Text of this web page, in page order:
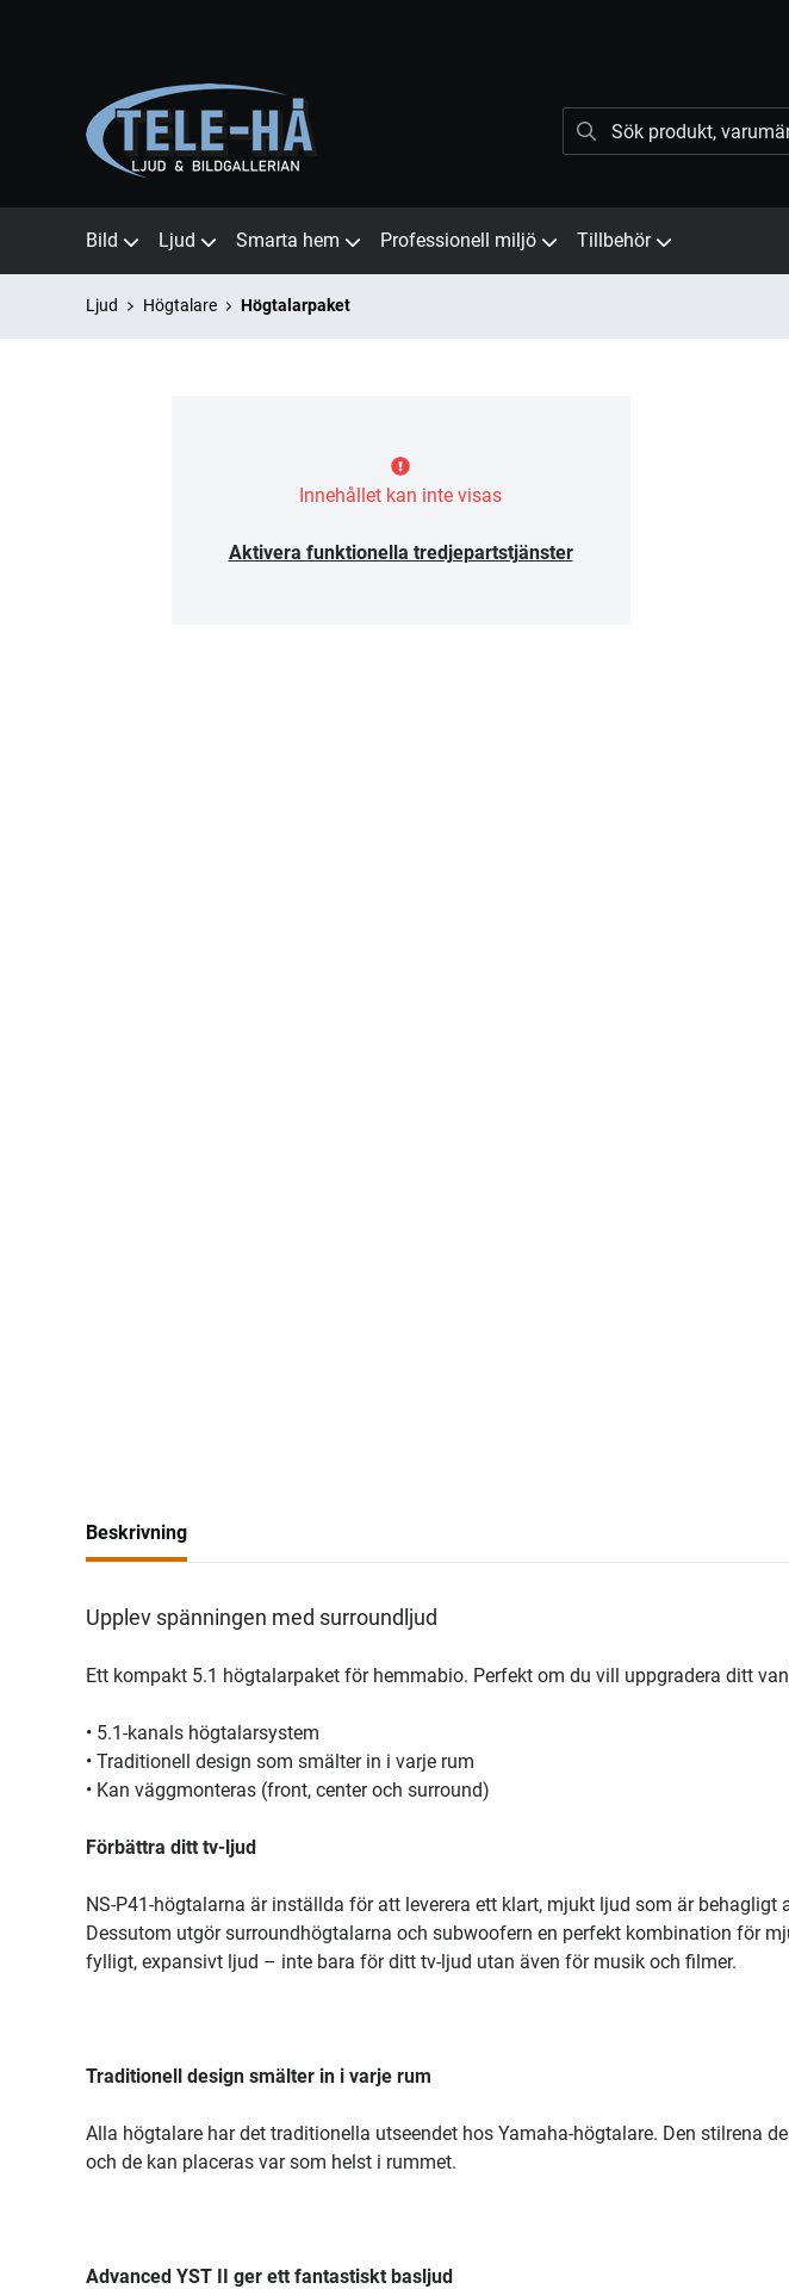
Bild Ljud Smarta hem Professionell miljö Tillbehör
Ljud Högtalare Högtalarpaket
Innehållet kan inte visas
Aktivera funktionella tredjepartstjänster
Beskrivning
Upplev spänningen med surroundljud
Ett kompakt 5.1 högtalarpaket för hemmabio. Perfekt om du vill uppgradera ditt
• 5.1-kanals högtalarsystem
• Traditionell design som smälter in i varje rum
• Kan väggmonteras (front, center och surround)
Förbättra ditt tv-ljud
NS-P41-högtalarna är inställda för att leverera ett klart, mjukt ljud som är behagligt
Dessutom utgör surroundhögtalarna och subwoofern en perfekt kombination för
fylligt, expansivt ljud – inte bara för ditt tv-ljud utan även för musik och filmer.
Traditionell design smälter in i varje rum
Alla högtalare har det traditionella utseendet hos Yamaha-högtalare. Den stilrena
och de kan placeras var som helst i rummet.
Advanced YST II ger ett fantastiskt basljud